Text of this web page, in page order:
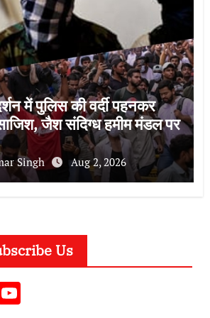
में पुलिस की वर्दी पहनकर
जैश संदिग्ध हमीम मंडल पर
Singh Aug 2, 2026
Us
Y